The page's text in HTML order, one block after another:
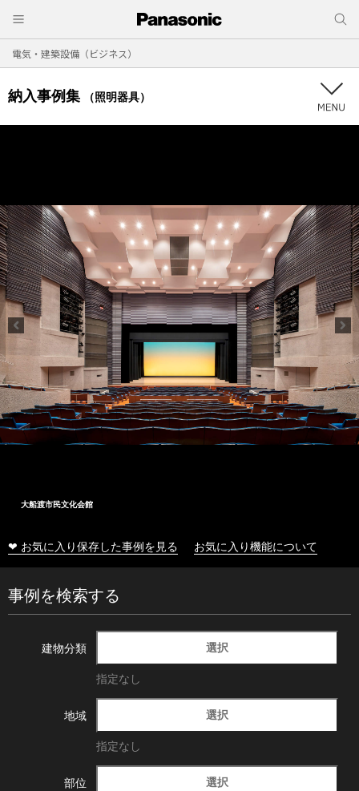
電気・建築設備（ビジネス）
納入事例集 （照明器具）
大船渡市民文化会館
❤ お気に入り保存した事例を見る お気に入り機能について
事例を検索する
建物分類 選択
指定なし
地域 選択
指定なし
部位 選択